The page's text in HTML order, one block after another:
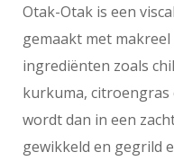
Otak-Otak is een
gemaakt met
ingrediënten zoals
kurkuma, citroengras
wordt dan in een
gewikkeld en gegrild